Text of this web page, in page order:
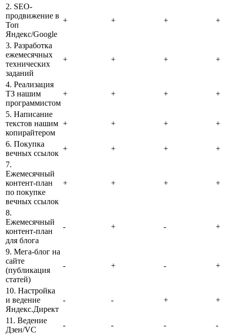
2. SEO-
продвижение в
Топ
Яндекс/Google
+ + + +
3. Разработка
ежемесячных
технических
заданий
+ + + +
4. Реализация
ТЗ нашим
программистом
+ + + +
5. Написание
текстов нашим
копирайтером
+ + + +
6. Покупка
вечных ссылок
+ + +
+
7.
Ежемесячный
контент-план
по покупке
вечных ссылок
+ + + +
8.
Ежемесячный
контент-план
для блога
- + - +
9. Мега-блог на
сайте
(публикация
статей)
- + - +
10. Настройка
и ведение
Яндекс.Директ
- - + +
11. Ведение
Дзен/VC
- - -
-